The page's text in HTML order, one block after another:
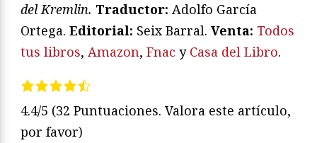
del Kremlin. Traductor: Adolfo García
Ortega. Editorial: Seix Barral. Venta: Todos
tus libros, Amazon, Fnac y Casa del Libro.
4.4/5 (32 Puntuaciones. Valora este artículo,
por favor)